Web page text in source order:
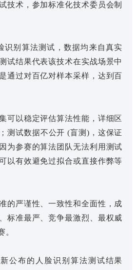
技术，参加标准化技术委员会制
识别算法测试，数据均来自真实
试结果代表该技术在实战场景中
通过对百亿对样本采样，达到百
可以稳定评估算法性能，详细区
测试数据不公开 (盲测)，这保证
为参赛的算法团队无法利用测试
以有效避免过拟合或直接作弊等
的严谨性、一致性和全面性，成
标准最严、竞争最激烈、最权威
。
公布的人脸识别算法测试结果